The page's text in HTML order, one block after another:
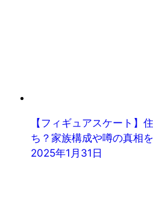
【フィギュアスケート】
ち？家族構成や噂の真相
2025年1月31日